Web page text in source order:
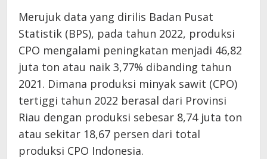
Merujuk data yang dirilis Badan Pusat
Statistik (BPS), pada tahun 2022, produksi
CPO mengalami peningkatan menjadi 46,82
juta ton atau naik 3,77% dibanding tahun
2021. Dimana produksi minyak sawit (CPO)
tertiggi tahun 2022 berasal dari Provinsi
Riau dengan produksi sebesar 8,74 juta ton
atau sekitar 18,67 persen dari total
produksi CPO Indonesia.